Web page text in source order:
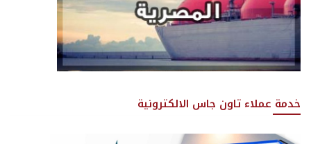
خدمة عملاء تاون جاس الالكترونية